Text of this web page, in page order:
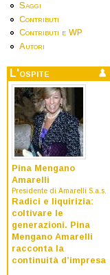
Saggi
Contributi
Contributi e WP
Autori
L'ospite
Pina Mengano
Amarelli
Presidente di Amarelli S.a.s.
Radici e liquirizia:
coltivare le
generazioni. Pina
Mengano Amarelli
racconta la
continuità d’impresa